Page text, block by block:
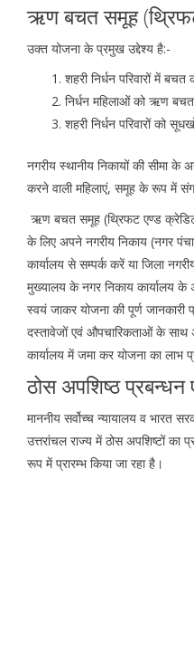
ऋण बचत समूह
उक्त योजना के प्रमुख उद्देश्य है:-
शहरी निर्धन परिवारों में
निर्धन महिलाओं को ऋण
शहरी निर्धन परिवारों को
नगरीय स्थानीय निकायों की सीमा के
करने वाली महिलाएं, समूह के रूप में
ऋण बचत समूह (थ्रिफट एण्ड क्रेडिट
के लिए अपने नगरीय निकाय (नगर
कार्यालय से सम्पर्क करें या जिला
मुख्यालय के नगर निकाय कार्यालय के
स्वयं जाकर योजना की पूर्ण
दस्तावेजों एवं औपचारिकताओं के
कार्यालय में जमा कर योजना का लाभ
ठोस अपशिष्ठ प्रबन्धन
माननीय सर्वोच्च न्यायालय व भारत
उत्तरांचल राज्य में ठोस अपशिष्टों का
रूप में प्रारम्भ किया जा रहा है।